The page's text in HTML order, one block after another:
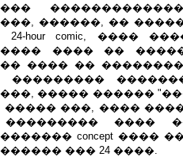
������, ��
24-hour comic, ����
���� ��
���� ��
���������
����� ������
����� ���, ����
����
concept ����
��� 24 ����.